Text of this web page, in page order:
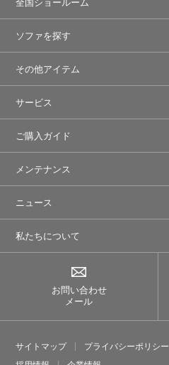
ソファを探す
その他アイテム
サービス
ご購入ガイド
メンテナンス
ニュース
私たちについて
お問い合わせ
メール
サイトマップ プライバシーポリシー